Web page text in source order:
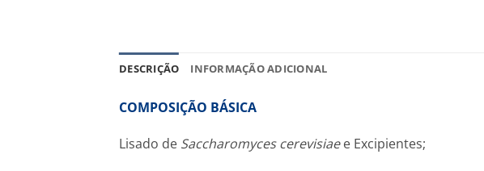
DESCRIÇÃO INFORMAÇÃO ADICIONAL
COMPOSIÇÃO BÁSICA
Lisado de Saccharomyces cerevisiaee Excipientes;